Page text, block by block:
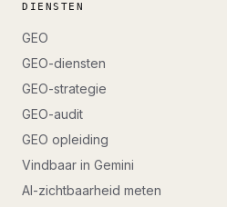
DIENSTEN
GEO
GEO-diensten
GEO-strategie
GEO-audit
GEO opleiding
Vindbaar in Gemini
AI-zichtbaarheid meten